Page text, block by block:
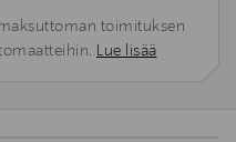
toimituksen
Lue lisää